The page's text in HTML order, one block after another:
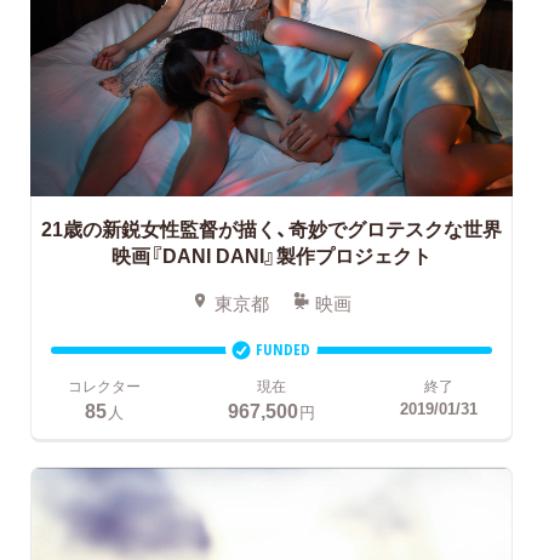
21歳の新鋭女性監督が描く、奇妙でグロテスクな世界
映画『DANI DANI』製作プロジェクト
東京都 映画
FUNDED
コレクター
85 人
現在
967,500円
終了
2019/01/31